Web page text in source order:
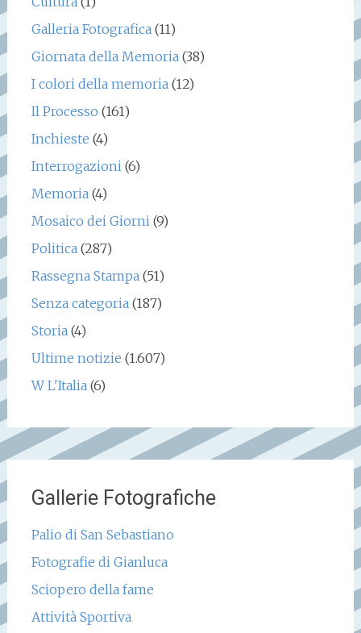
Galleria Fotografica(11)
Giornata della Memoria(38)
I colori della memoria(12)
Il Processo (161)
Inchieste (4)
Interrogazioni(6)
Memoria(4)
Mosaico dei Giorni(9)
Politica(287)
Rassegna Stampa(51)
Senza categoria(187)
Storia(4)
Ultime notizie (1.607)
W L'Italia(6)
Gallerie Fotografiche
Palio di San Sebastiano
Fotografie di Gianluca
Sciopero della fame
Attività Sportiva